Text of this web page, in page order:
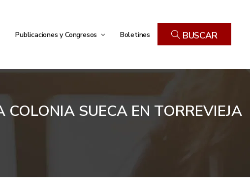
Publicaciones y Congresos Boletines BUSCAR
COLONIA SUECA EN TORREVIEJA